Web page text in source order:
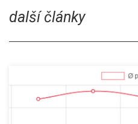
další články